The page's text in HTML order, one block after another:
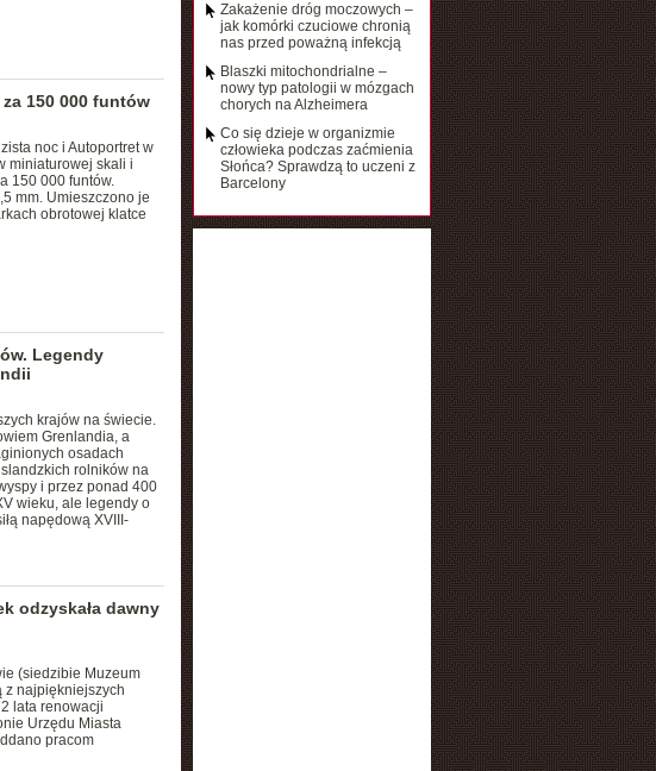
150 000 funtów
noc i Autoportret w
miniaturowej skali i
150 000 funtów.
mm. Umieszczono je
obrotowej klatce
Legendy
krajów na świecie.
Grenlandia, a
osadach
rolników na
i przez ponad 400
wieku, ale legendy o
napędową XVIII-
odzyskała dawny
(siedzibie Muzeum
z najpiękniejszych
lata renowacji
Urzędu Miasta
pracom
Zakażenie dróg moczowych –
jak komórki czuciowe chronią
nas przed poważną infekcją
Blaszki mitochondrialne –
nowy typ patologii w mózgach
chorych na Alzheimera
Co się dzieje w organizmie
człowieka podczas zaćmienia
Słońca? Sprawdzą to uczeni z
Barcelony